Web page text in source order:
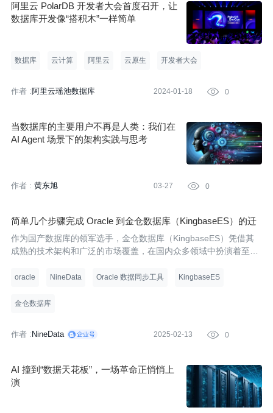
阿里云 PolarDB 开发者大会首度召开，让
数据库开发像“搭积木”一样简单
数据库 云计算 阿里云 云原生 开发者大会
作者 :阿里云瑶池数据库 2024-01-18  0
当数据库的主要用户不再是人类：我们在
AI Agent 场景下的架构实践与思考
作者 : 黄东旭 03-27  0
简单几个步骤完成 Oracle 到金仓数据库（KingbaseES）的迁
移目标
作为国产数据库的领军选手，金仓数据库（KingbaseES）凭借其
成熟的技术架构和广泛的市场覆盖，在国内众多领域中扮演着至关
领域，金仓数据库都以其卓越的稳定性和可靠性赢得了广泛认可。
oracle NineData Oracle 数据同步工具 KingbaseES
金仓数据库
作者 : NineData 2025-02-13  0
AI 撞到“数据天花板”，一场革命正悄悄上
演